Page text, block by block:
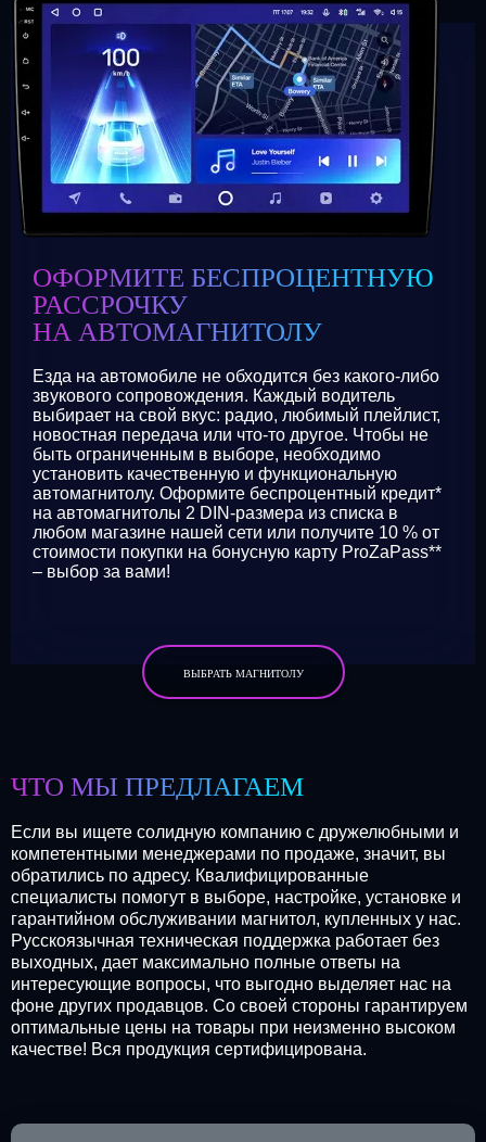
ОФОРМИТЕ БЕСПРОЦЕНТНУЮ
РАССРОЧКУ
НА АВТОМАГНИТОЛУ
Езда на автомобиле не обходится без какого-либо
звукового сопровождения. Каждый водитель
выбирает на свой вкус: радио, любимый плейлист,
новостная передача или что-то другое. Чтобы не
быть ограниченным в выборе, необходимо
установить качественную и функциональную
автомагнитолу. Оформите беспроцентный кредит*
на автомагнитолы 2 DIN-размера из списка в
любом магазине нашей сети или получите 10 % от
стоимости покупки на бонусную карту ProZaPass**
– выбор за вами!
ВЫБРАТЬ МАГНИТОЛУ
ЧТО МЫ ПРЕДЛАГАЕМ
Если вы ищете солидную компанию с дружелюбными и
компетентными менеджерами по продаже, значит, вы
обратились по адресу. Квалифицированные
специалисты помогут в выборе, настройке, установке и
гарантийном обслуживании магнитол, купленных у нас.
Русскоязычная техническая поддержка работает без
выходных, дает максимально полные ответы на
интересующие вопросы, что выгодно выделяет нас на
фоне других продавцов. Со своей стороны гарантируем
оптимальные цены на товары при неизменно высоком
качестве! Вся продукция сертифицирована.